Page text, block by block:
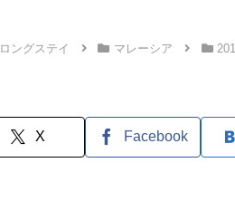
ロングステイ マレーシア
X Facebook